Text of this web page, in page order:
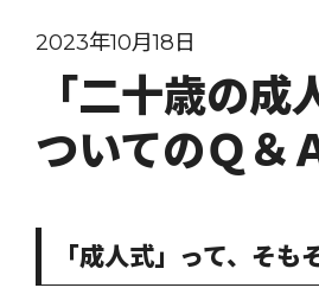
2023年10月18日
「二十歳の成
ついてのＱ＆
「成人式」って、そも